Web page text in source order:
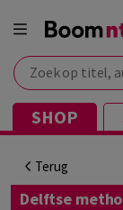
Zoek op titel,
SHOP
Terug
Delftse